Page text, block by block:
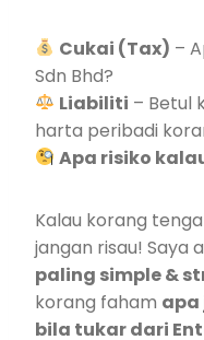
Cukai (Tax) –
Sdn Bhd?
Liabiliti – Betul
harta peribadi
Apa risiko
Kalau korang
jangan risau! Saya
paling simple &
korang faham apa
bila tukar dari